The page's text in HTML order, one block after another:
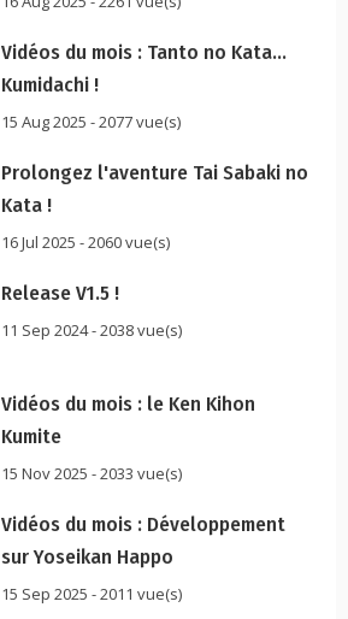
Vidéos du mois : Tanto no Kata...
Kumidachi !
15 Aug 2025 - 2077 vue(s)
Prolongez l'aventure Tai Sabaki no
Kata !
16 Jul 2025 - 2060 vue(s)
Release V1.5 !
11 Sep 2024 - 2038 vue(s)
Vidéos du mois : le Ken Kihon
Kumite
15 Nov 2025 - 2033 vue(s)
Vidéos du mois : Développement
sur Yoseikan Happo
15 Sep 2025 - 2011 vue(s)